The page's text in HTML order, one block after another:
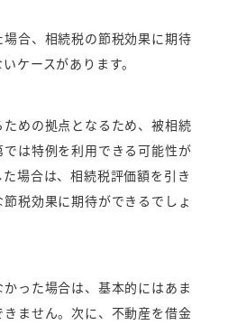
合、相続税の節税効果に期待
ケースがあります。
めの拠点となるため、被相続
は特例を利用できる可能性が
場合は、相続税評価額を引き
税効果に期待ができるでしょ
った場合は、基本的にはあま
ません。次に、不動産を借金